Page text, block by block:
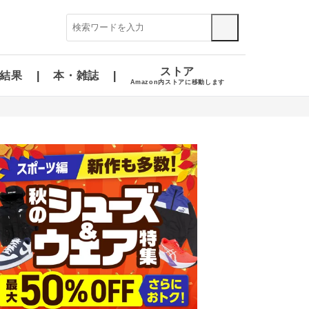
果 本・雑誌 ストア
Amazon内ストアに移動します